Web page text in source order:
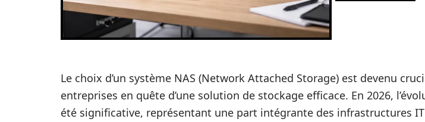
Le choix d’un système NAS (Network Attached Storage) est devenu
entreprises en quête d’une solution de stockage efficace. En 2026,
été significative, représentant une part intégrante des infrastructures IT